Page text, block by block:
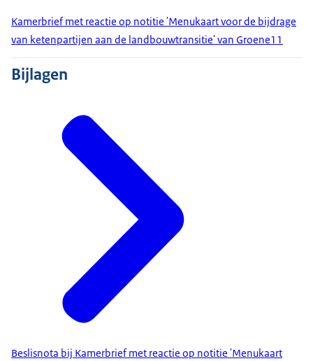
Kamerbrief met reactie op notitie 'Menukaart voor de bijdrage
van ketenpartijen aan de landbouwtransitie' van Groene11
Bijlagen
Beslisnota bij Kamerbrief met reactie op notitie 'Menukaart